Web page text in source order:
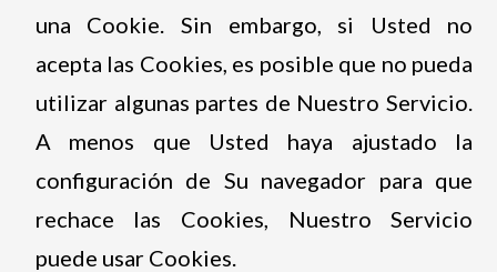
una Cookie. Sin embargo, si Usted no
acepta las Cookies, es posible que no pueda
utilizar algunas partes de Nuestro Servicio.
A menos que Usted haya ajustado la
configuración de Su navegador para que
rechace las Cookies, Nuestro Servicio
puede usar Cookies.